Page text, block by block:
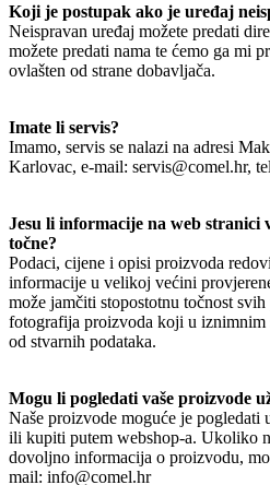
Koji je postupak ako je uređaj
Neispravan uređaj možete predati
možete predati nama te ćemo ga mi
ovlašten od strane dobavljača.
Imate li servis?
Imamo, servis se nalazi na adresi
Karlovac, e-mail: servis@comel.hr,
Jesu li informacije na web stranici
točne?
Podaci, cijene i opisi proizvoda
informacije u velikoj većini
može jamčiti stopostotnu točnost
fotografija proizvoda koji u iznimnim
od stvarnih podataka.
Mogu li pogledati vaše proizvode
Naše proizvode moguće je pogledati
ili kupiti putem webshop-a. Ukoliko
dovoljno informacija o proizvodu,
mail: info@comel.hr